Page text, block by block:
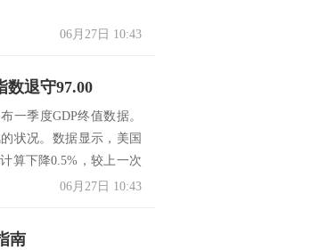
06月27日 10:43
数退守97.00
一季度GDP终值数据。
状况。数据显示，美国
算下降0.5%，较上一次
06月27日 10:43
指南